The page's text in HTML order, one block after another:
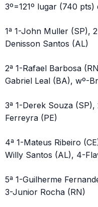
3º=121º lugar (740
1ª 1-John Muller (SP),
Denisson Santos (AL)
2ª 1-Rafael Barbosa
Gabriel Leal (BA), wº-
3ª 1-Derek Souza
Ferreyra (PE)
4ª 1-Mateus Ribeiro
Willy Santos (AL), 4-
5ª 1-Guilherme
3-Junior Rocha (RN)